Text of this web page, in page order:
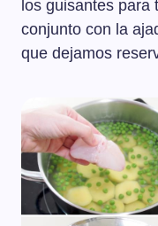
los guisantes para
conjunto con la
que dejamos